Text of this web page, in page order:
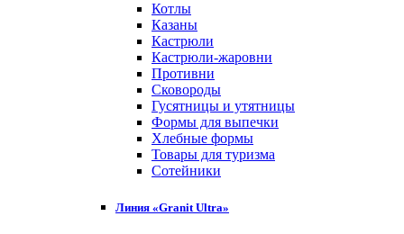
Котлы
Казаны
Кастрюли
Кастрюли-жаровни
Противни
Сковороды
Гусятницы и утятницы
Формы для выпечки
Хлебные формы
Товары для туризма
Сотейники
Линия «Granit Ultra»